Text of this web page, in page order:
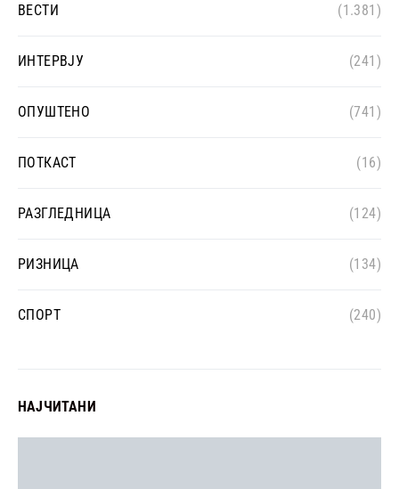
ВЕСТИ (1.381)
ИНТЕРВЈУ (241)
ОПУШТЕНО (741)
ПОТКАСТ (16)
РАЗГЛЕДНИЦА (124)
РИЗНИЦА (134)
СПОРТ (240)
НАЈЧИТАНИ